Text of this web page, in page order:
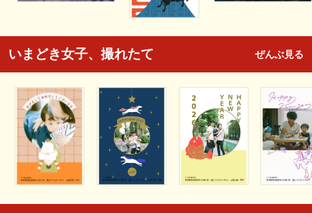
いまどき女子、撮れたて ぜんぶ見る